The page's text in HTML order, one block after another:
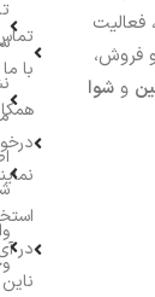
فعالیت
فروش،
و شوا
با ما
در
ناین